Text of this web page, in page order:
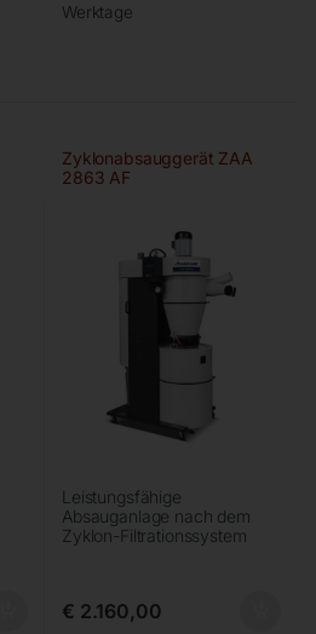
Werktage
Zyklonabsauggerät ZAA
2863 AF
Leistungsfähige
Absauganlage nach dem
Zyklon-Filtrationssystem
€ 2.160,00